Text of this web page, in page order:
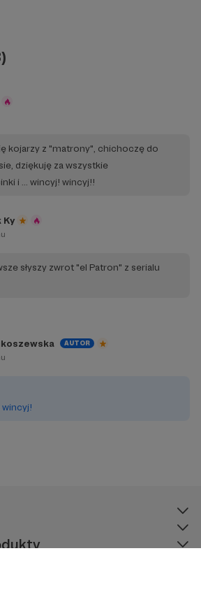
kojarzy z "matrony", chichoczę do
dziękuję za wszystkie
i ... wincyj! wincyj!!
Ky
słyszy zwrot "el Patron" z serialu
AUTOR